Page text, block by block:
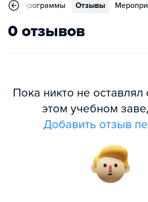
Программы Отзывы
0 отзывов
Пока никто не
этом учебном
Добавить отзыв